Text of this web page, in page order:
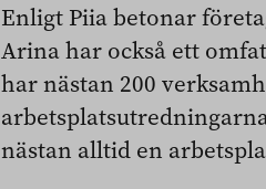
Enligt Piia betonar
Arina har också ett
har nästan 200
nästan alltid en